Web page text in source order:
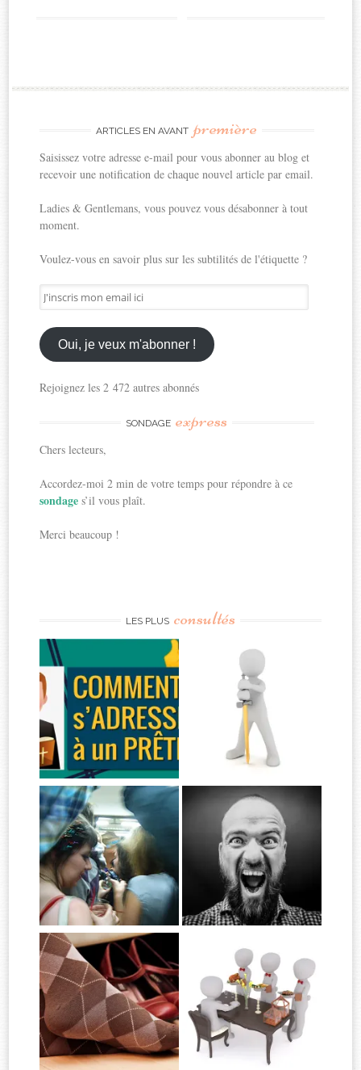
ARTICLES EN AVANT première
Saisissez votre adresse e-mail pour vous abonner au blog et
recevoir une notification de chaque nouvel article par email.
Ladies & Gentlemans, vous pouvez vous désabonner à tout
moment.
Voulez-vous en savoir plus sur les subtilités de l'étiquette ?
J'inscris
mon
email
ici
Oui, je veux m'abonner !
Rejoignez les 2 472 autres abonnés
SONDAGE express
Chers lecteurs,
Accordez-moi 2 min de votre temps pour répondre à ce
sondages’il vous plaît.
Merci beaucoup !
LES PLUS consultés